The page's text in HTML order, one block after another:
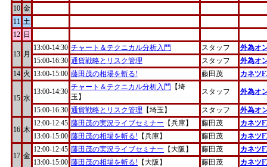
10 金
11 土
12 日
13 月
13:00-14:30 チャート＆テクニカル分析入門 スタッフ
外為オ
15:00-16:30 通貨戦略とリスク管理 スタッフ
外為オ
14 火 13:00-15:00 藤田茂の相場を斬る! 藤田茂 カネツ
15 水
13:00-14:30
チャート＆テクニカル分析入門 【埼
玉】
スタッフ 外為オ
15:00-16:30 通貨戦略とリスク管理 【埼玉】 スタッフ 外為オ
16 木
12:00-12:45 藤田茂の実況ライブセミナー 【兵庫】 藤田茂
カネツ
13:00-15:00 藤田茂の相場を斬る! 【兵庫】 藤田茂 カネツ
17 金
12:00-12:45 藤田茂の実況ライブセミナー 【大阪】 藤田茂
カネツ
13:00-15:00 藤田茂の相場を斬る! 【大阪】 藤田茂
カネツ